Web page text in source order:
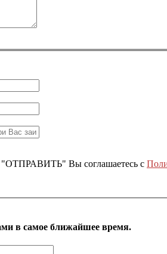
Вы соглашаетесь с
в самое ближайшее время.